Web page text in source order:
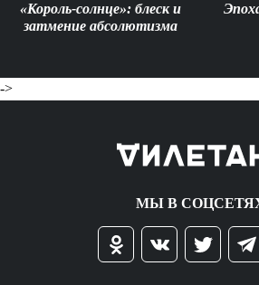
«Король-солнце»: блеск и
затмение абсолютизма
->
МЫ В